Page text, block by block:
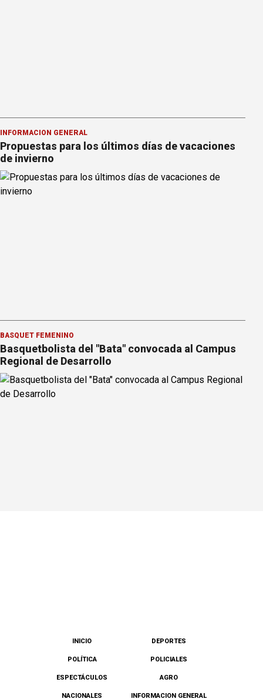
INFORMACION GENERAL
Propuestas para los últimos días de vacaciones
de invierno
BÁSQUET FEMENINO
Basquetbolista del "Bata" convocada al Campus
Regional de Desarrollo
INICIO DEPORTES
POLÍTICA POLICIALES
ESPECTÁCULOS AGRO
NACIONALES INFORMACION GENERAL